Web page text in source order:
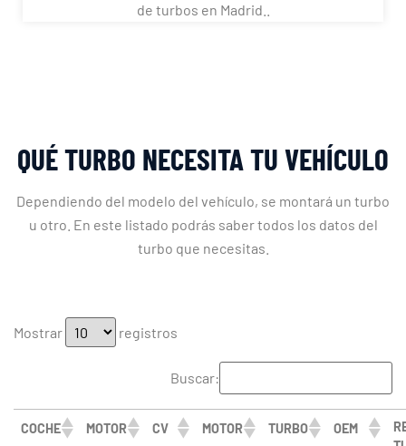
de turbos en Madrid..
QUÉ TURBO NECESITA TU VEHÍCULO
Dependiendo del modelo del vehículo, se montará un turbo
u otro. En este listado podrás saber todos los datos del
turbo que necesitas.
Mostrar registros
Buscar:
COCHE MOTOR CV MOTOR TURBO OEM